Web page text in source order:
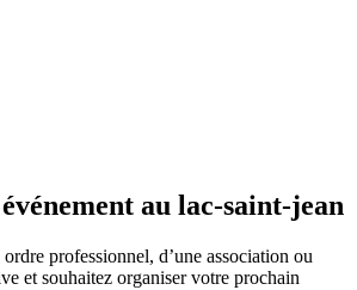
au lac-saint-jean
professionnel, d’une association ou
et souhaitez organiser votre prochain